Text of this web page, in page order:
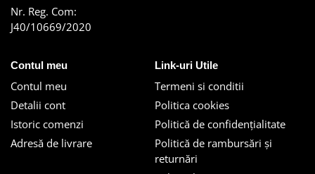
Nr. Reg. Com:
J40/10669/2020
Contul meu
Contul meu
Detalii cont
Istoric comenzi
Adresă de livrare
Link-uri Utile
Termeni si conditii
Politica cookies
Politică de confidențialitate
Politică de rambursări și
returnări